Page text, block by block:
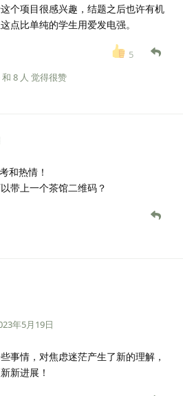
个项目很感兴趣，结题之后也许有机
点比单纯的学生用爱发电强。
5
和 8 人 觉得很赞
和热情！
带上一个茶馆二维码？
年5月19日
事情，对焦虑迷茫产生了新的理解，
新进展！